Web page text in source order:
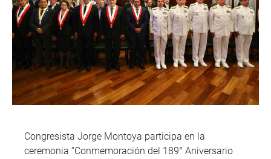
Congresista Jorge Montoya participa en la
ceremonia “Conmemoración del 189° Aniversario